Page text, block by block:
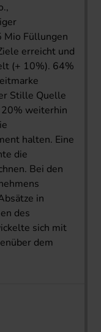
Füllungen
erreicht und
(+ 10%). 64%
Stille Quelle
weiterhin
halten. Eine
die
Bei den
in
des
sich mit
dem